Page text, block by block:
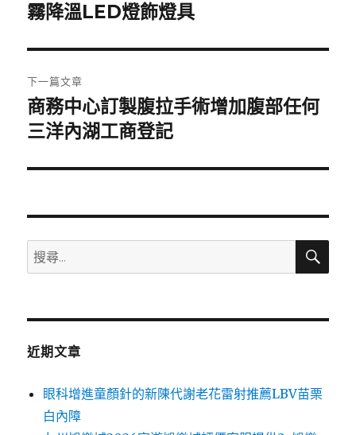
導
覽
一
文
章:
霧降溫LED燈飾燈具
下一篇文章
下
一
文
商務中心訂製腹拉手術增加腹部任何
三洋內湖工商登記
搜
尋
鍵
搜
近期文章
眼科增進童顏針的新陳代謝老花雷射推薦LBV苗栗
白內障